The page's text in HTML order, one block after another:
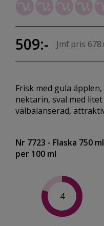
509:- Jmf.pris
Frisk med gula
nektarin, sval med
välbalanserad,
Nr 7723 - Flaska 750 ml
per 100 ml
4